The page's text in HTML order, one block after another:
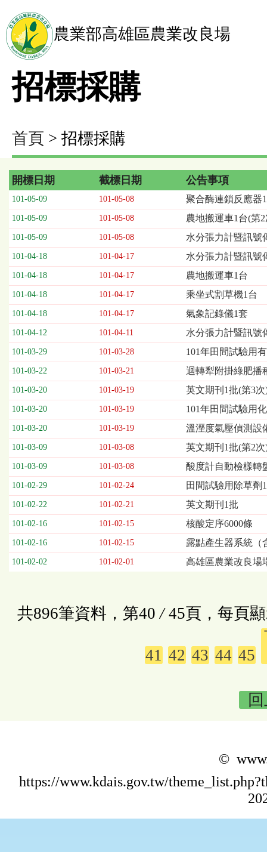
農業部高雄區農業改良場
招標採購
首頁 > 招標採購
招
標
採
購
列
表，
欄
位
依
序
開
標
期、
截
標
日
期、
公
告
事
項
開標日期 截標日期 公告事項
101-05-09 101-05-08 聚合酶連鎖反應器
101-05-09 101-05-08 農地搬運車1台(第
101-05-09 101-05-08 水分張力計暨訊號
101-04-18 101-04-17 水分張力計暨訊號
101-04-18 101-04-17 農地搬運車1台
101-04-18 101-04-17 乘坐式割草機1台
101-04-18 101-04-17 氣象記錄儀1套
101-04-12 101-04-11 水分張力計暨訊號
101-03-29 101-03-28 101年田間試驗用
101-03-22 101-03-21 迴轉犁附掛綠肥播
101-03-20 101-03-19 英文期刊1批(第3次
101-03-20 101-03-19 101年田間試驗用
101-03-20 101-03-19 溫溼度氣壓偵測設
101-03-09 101-03-08 英文期刊1批(第2次
101-03-09 101-03-08 酸度計自動檢樣轉
101-02-29 101-02-24 田間試驗用除草劑
101-02-22 101-02-21 英文期刊1批
101-02-16 101-02-15 核酸定序6000條
101-02-16 101-02-15 露點產生器系統（
101-02-02 101-02-01 高雄區農業改良場
共896筆資料，第40 /45頁，每頁
41 42 43 44 45
©
https://www.kdais.gov.tw/